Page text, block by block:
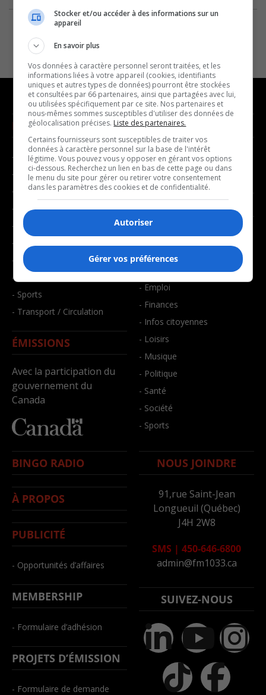
NOUVELLES
- Affaires municipales
- Communauté / Social
- Culture
- Économie
- Éducation
- Environnement
- Faits divers
- Santé et bien-être
- Sports
- Transport / Circulation
ÉMISSIONS
Avec la participation du
gouvernement du
Canada
MUSIQUE
- Décompte franco
- Joué récemment
BALADOS
- Affaires
- Art de vivre
- Bien-être
- Emploi
- Finances
- Infos citoyennes
- Loisirs
- Musique
- Politique
- Santé
- Société
- Sports
BINGO RADIO
À PROPOS
PUBLICITÉ
- Opportunités d’affaires
MEMBERSHIP
- Formulaire d’adhésion
PROJETS D’ÉMISSION
- Formulaire de demande
NOUS JOINDRE
91,rue Saint-Jean
Longueuil (Québec)
J4H 2W8
SMS | 450-646-6800
admin@fm1033.ca
SUIVEZ-NOUS
Stocker et/ou accéder à des informations sur un
appareil
En savoir plus
Vos données à caractère personnel seront traitées, et les
informations liées à votre appareil (cookies, identifiants
uniques et autres types de données) pourront être stockées
et consultées par 66 partenaires, ainsi que partagées avec lui,
ou utilisées spécifiquement par ce site. Nos partenaires et
nous-mêmes sommes susceptibles d'utiliser des données de
géolocalisation précises. Liste des partenaires.
Certains fournisseurs sont susceptibles de traiter vos
données à caractère personnel sur la base de l'intérêt
légitime. Vous pouvez vous y opposer en gérant vos options
ci-dessous. Recherchez un lien en bas de cette page ou dans
le menu du site pour gérer ou retirer votre consentement
dans les paramètres des cookies et de confidentialité.
Autoriser
Gérer vos préférences